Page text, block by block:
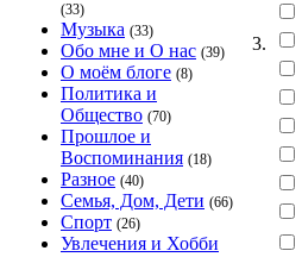
(33)
Музыка (33)
Обо мне и О нас (39)
О моём блоге (8)
Политика и
Общество (70)
Прошлое и
Воспоминания (18)
Разное (40)
Семья, Дом, Дети (66)
Спорт (26)
Увлечения и Хобби
3.